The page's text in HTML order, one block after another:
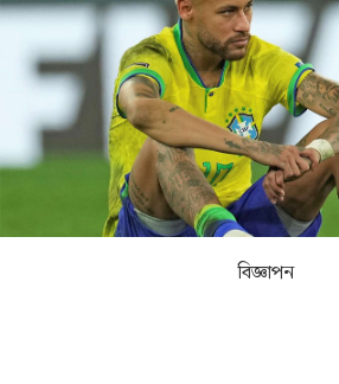
আর্কাইভ
কনভার্টার
বিজ্ঞাপন